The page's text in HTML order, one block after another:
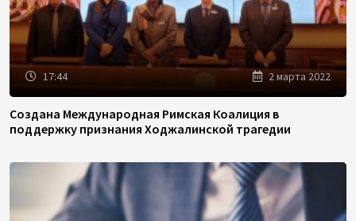
17:44 2 марта 2022
Создана Международная Римская Коалиция в
поддержку признания Ходжалинской трагедии